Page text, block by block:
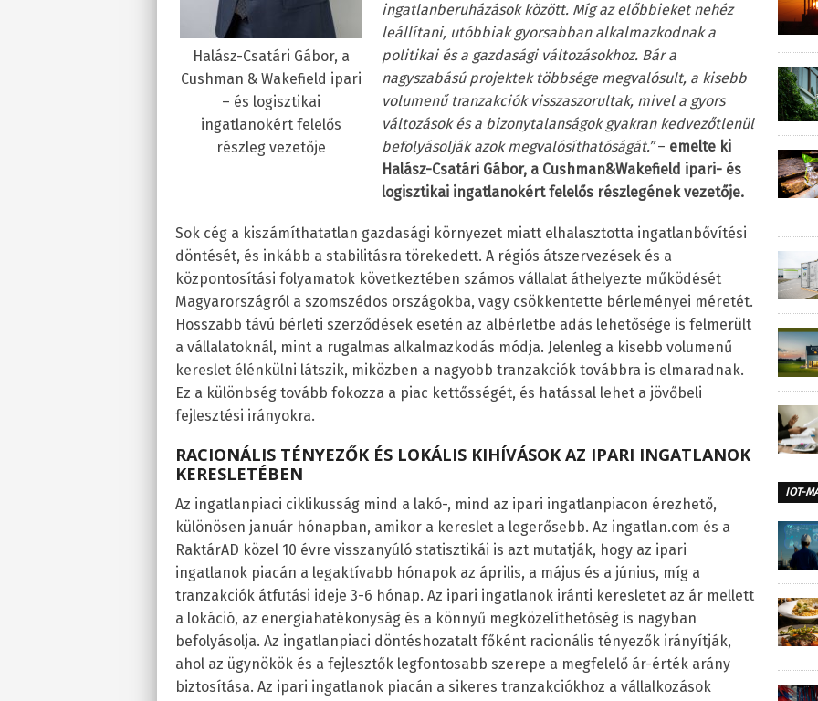
Halász-Csatári Gábor, a
Cushman & Wakefield ipari
– és logisztikai
ingatlanokért felelős
részleg vezetője
ingatlanberuházások között. Míg az előbbieket nehéz
leállítani, utóbbiak gyorsabban alkalmazkodnak a
politikai és a gazdasági változásokhoz. Bár a
nagyszabású projektek többsége megvalósult, a kisebb
volumenű tranzakciók visszaszorultak, mivel a gyors
változások és a bizonytalanságok gyakran kedvezőtlenül
befolyásolják azok megvalósíthatóságát.”– emelte ki
Halász-Csatári Gábor, a Cushman&Wakefield ipari- és
logisztikai ingatlanokért felelős részlegének vezetője.
Sok cég a kiszámíthatatlan gazdasági környezet miatt elhalasztotta ingatlanbővítési
döntését, és inkább a stabilitásra törekedett. A régiós átszervezések és a
központosítási folyamatok következtében számos vállalat áthelyezte működését
Magyarországról a szomszédos országokba, vagy csökkentette bérleményei méretét.
Hosszabb távú bérleti szerződések esetén az albérletbe adás lehetősége is felmerült
a vállalatoknál, mint a rugalmas alkalmazkodás módja. Jelenleg a kisebb volumenű
kereslet élénkülni látszik, miközben a nagyobb tranzakciók továbbra is elmaradnak.
Ez a különbség tovább fokozza a piac kettősségét, és hatással lehet a jövőbeli
fejlesztési irányokra.
RACIONÁLIS TÉNYEZŐK ÉS LOKÁLIS KIHÍVÁSOK AZ IPARI INGATLANOK
KERESLETÉBEN
Az ingatlanpiaci ciklikusság mind a lakó-, mind az ipari ingatlanpiacon érezhető,
különösen január hónapban, amikor a kereslet a legerősebb. Az ingatlan.com és a
RaktárAD közel 10 évre visszanyúló statisztikái is azt mutatják, hogy az ipari
ingatlanok piacán a legaktívabb hónapok az április, a május és a június, míg a
tranzakciók átfutási ideje 3-6 hónap. Az ipari ingatlanok iránti keresletet az ár mellett
a lokáció, az energiahatékonyság és a könnyű megközelíthetőség is nagyban
befolyásolja. Az ingatlanpiaci döntéshozatalt főként racionális tényezők irányítják,
ahol az ügynökök és a fejlesztők legfontosabb szerepe a megfelelő ár-érték arány
biztosítása. Az ipari ingatlanok piacán a sikeres tranzakciókhoz a vállalkozások
IOT-